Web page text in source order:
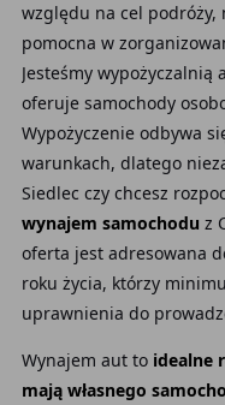
względu na cel podróży,
pomocna w
Jesteśmy wypożyczalnią
oferuje samochody
Wypożyczenie odbywa
warunkach, dlatego
Siedlec czy chcesz
wynajem samochodu z
oferta jest adresowana
roku życia, którzy
uprawnienia do
Wynajem aut to idealne
mają własnego